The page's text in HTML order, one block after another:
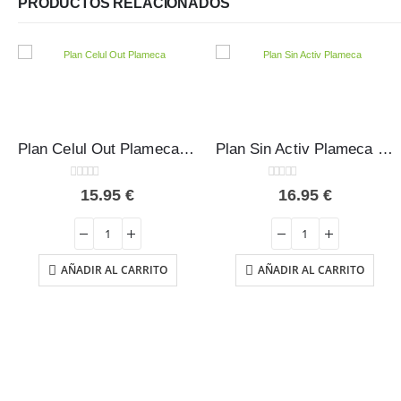
Plan Sin Activ Plameca 45 cápsulas
out of 5
16.95€
AÑADIR AL CARRITO
Plan Excesos Plameca 45 cápsulas
out of 5
18.45€
AÑADIR AL CARRITO